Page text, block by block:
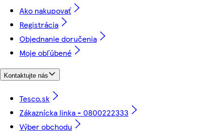
Ako nakupovať
Registrácia
Objednanie doručenia
Moje obľúbené
Kontaktujte nás
Tesco.sk
Zákaznícka linka - 0800222333
Výber obchodu